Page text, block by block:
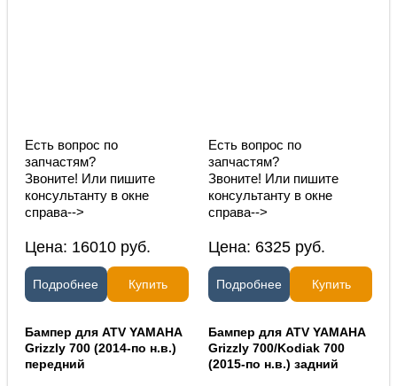
Есть вопрос по
запчастям?
Звоните! Или пишите
консультанту в окне
справа-->
Цена: 16010 руб.
Подробнее Купить
Есть вопрос по
запчастям?
Звоните! Или пишите
консультанту в окне
справа-->
Цена: 6325 руб.
Подробнее Купить
Бампер для ATV YAMAHA
Grizzly 700 (2014-по н.в.)
передний
Бампер для ATV YAMAHA
Grizzly 700/Kodiak 700
(2015-по н.в.) задний